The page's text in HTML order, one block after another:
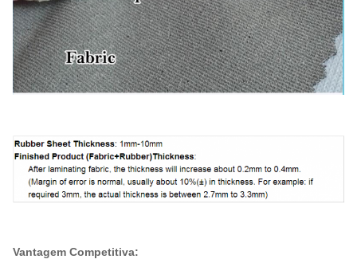
Vantagem Competitiva: